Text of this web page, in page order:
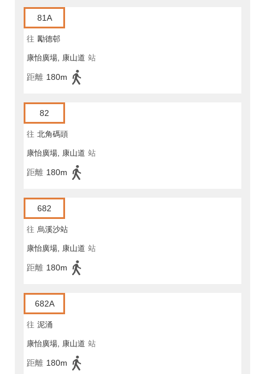
81A
往 勵德邨
康怡廣場, 康山道 站
距離 180m
82
往 北角碼頭
康怡廣場, 康山道 站
距離 180m
682
往 烏溪沙站
康怡廣場, 康山道 站
距離 180m
682A
往 泥涌
康怡廣場, 康山道 站
距離 180m